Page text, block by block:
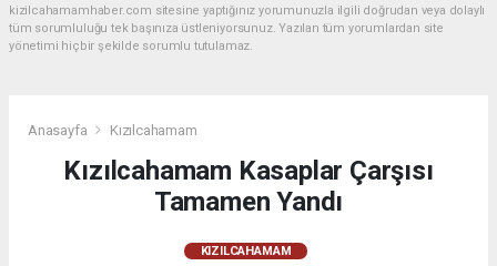
kizilcahamamhaber.com sitesine yaptığınız yorumunuzla ilgili doğrudan veya dolaylı
tüm sorumluluğu tek başınıza üstleniyorsunuz. Yazılan tüm yorumlardan site
yönetimi hiçbir şekilde sorumlu tutulamaz.
Anasayfa Kızılcahamam
Kızılcahamam Kasaplar Çarşısı
Tamamen Yandı
KIZILCAHAMAM